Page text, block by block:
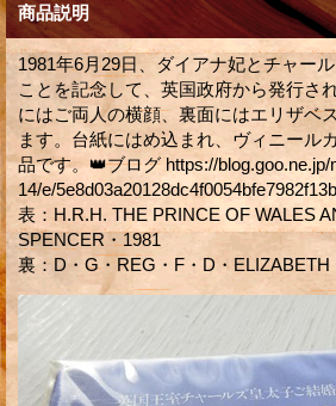
商品説明
1981年6月29日、ダイアナ妃とチャー
ことを記念して、英国政府から発行さ
にはご両人の横顔、裏面にはエリザベ
ます。台紙にはめ込まれ、ヴィニール
品です。👑ブログ https://blog.goo.ne.jp/
14/e/
表：H.R.H. THE PRINCE OF WALES
SPENCER・1981
裏：D・G・REG・F・D・ELIZABETH